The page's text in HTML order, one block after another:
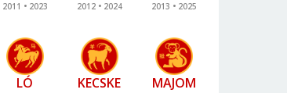
2011
2023
2012
2024
2013
2025
LÓ KECSKE MAJOM